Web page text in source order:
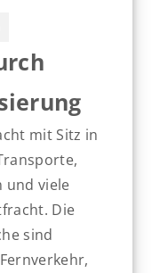
mit Sitz in
und viele
Die
sind